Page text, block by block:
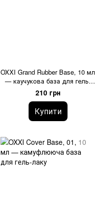
OXXI Grand Rubber Base, 10 мл
— каучукова база для гель-
лаку
210 грн
Купити